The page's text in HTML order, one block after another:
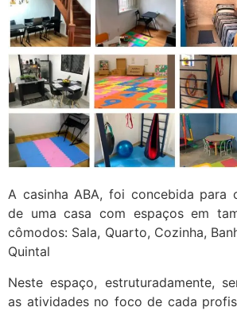
A casinha ABA, foi concebida para
de uma casa com espaços em
cômodos: Sala, Quarto, Cozinha,
Quintal
Neste espaço, estruturadamente,
as atividades no foco de cada